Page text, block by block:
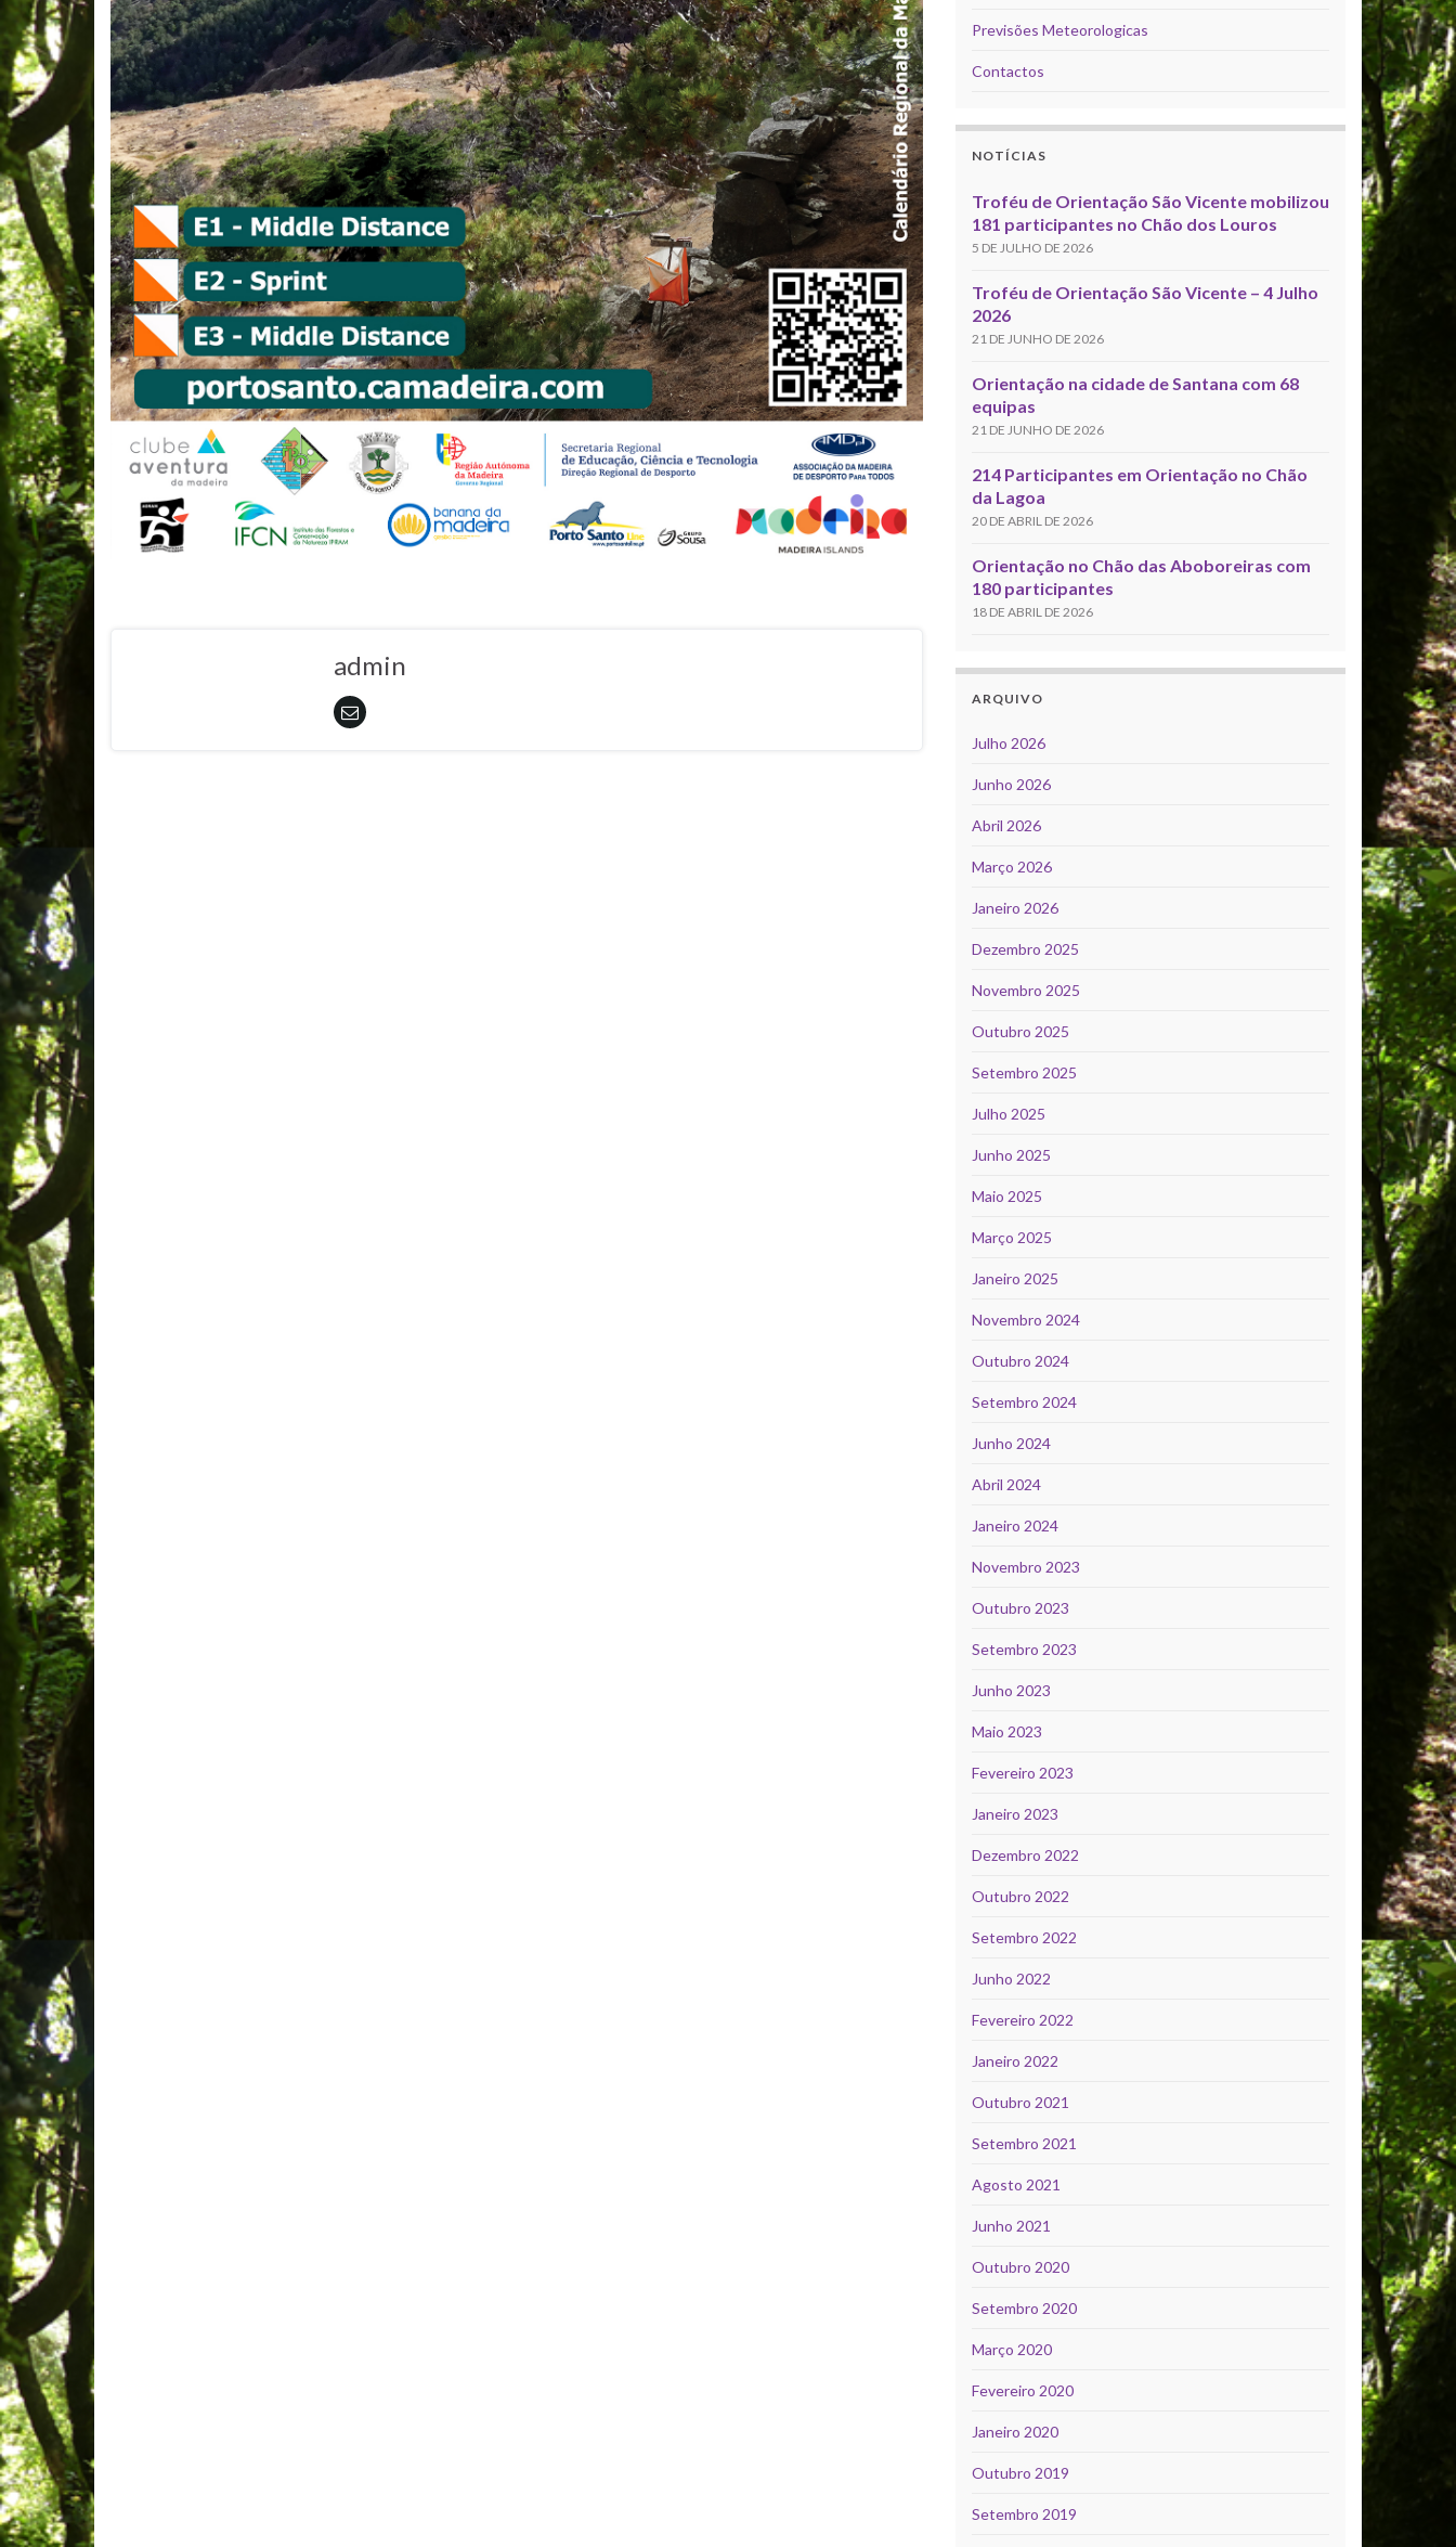
admin
Previsões Meteorologicas
Contactos
NOTÍCIAS
Troféu de Orientação São Vicente mobilizou
181 participantes no Chão dos Louros
5 DE JULHO DE 2026
Troféu de Orientação São Vicente – 4 Julho
2026
21 DE JUNHO DE 2026
Orientação na cidade de Santana com 68
equipas
21 DE JUNHO DE 2026
214 Participantes em Orientação no Chão
da Lagoa
20 DE ABRIL DE 2026
Orientação no Chão das Aboboreiras com
180 participantes
18 DE ABRIL DE 2026
ARQUIVO
Julho 2026
Junho 2026
Abril 2026
Março 2026
Janeiro 2026
Dezembro 2025
Novembro 2025
Outubro 2025
Setembro 2025
Julho 2025
Junho 2025
Maio 2025
Março 2025
Janeiro 2025
Novembro 2024
Outubro 2024
Setembro 2024
Junho 2024
Abril 2024
Janeiro 2024
Novembro 2023
Outubro 2023
Setembro 2023
Junho 2023
Maio 2023
Fevereiro 2023
Janeiro 2023
Dezembro 2022
Outubro 2022
Setembro 2022
Junho 2022
Fevereiro 2022
Janeiro 2022
Outubro 2021
Setembro 2021
Agosto 2021
Junho 2021
Outubro 2020
Setembro 2020
Março 2020
Fevereiro 2020
Janeiro 2020
Outubro 2019
Setembro 2019